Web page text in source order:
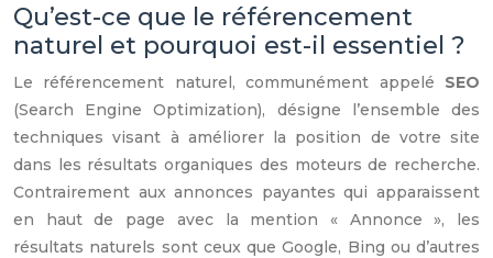
Qu’est-ce que le référencement
naturel et pourquoi est-il essentiel ?
Le référencement naturel, communément appelé SEO
(Search Engine Optimization), désigne l’ensemble des
techniques visant à améliorer la position de votre site
dans les résultats organiques des moteurs de recherche.
Contrairement aux annonces payantes qui apparaissent
en haut de page avec la mention « Annonce », les
résultats naturels sont ceux que Google, Bing ou d’autres